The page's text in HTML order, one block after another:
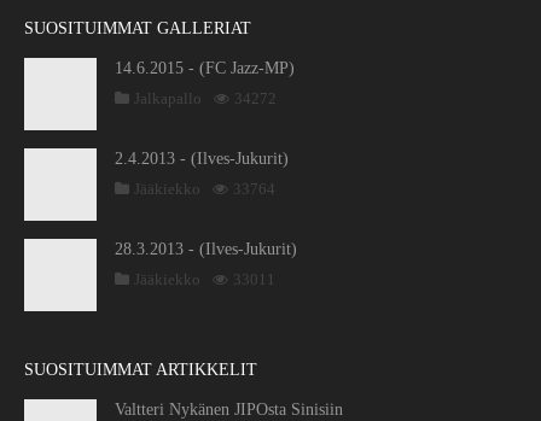
SUOSITUIMMAT GALLERIAT
14.6.2015 - (FC Jazz-MP)
Jalkapallo
34272
2.4.2013 - (Ilves-Jukurit)
Jääkiekko
33764
28.3.2013 - (Ilves-Jukurit)
Jääkiekko
33011
SUOSITUIMMAT ARTIKKELIT
Valtteri Nykänen JIPOsta Sinisiin